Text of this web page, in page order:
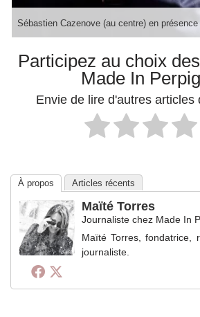
Sébastien Cazenove (au centre) en
Participez au choix
Made In
Envie de lire d'autres articles
À propos Articles récents
Maïté Torres
Journaliste chez Made In
Maïté Torres, fondatrice,
journaliste.